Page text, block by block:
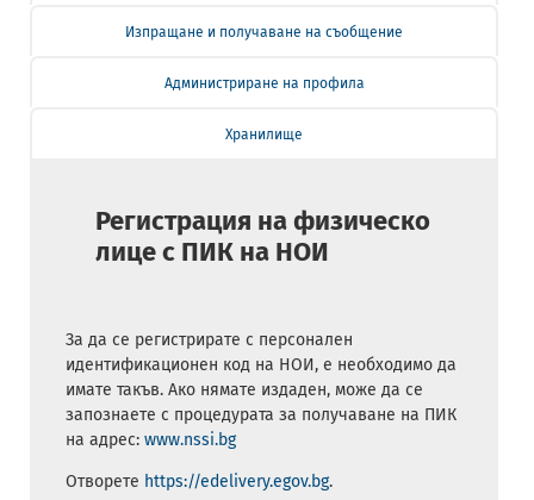
Изпращане и получаване на съобщение
Администриране на профила
Хранилище
Регистрация на физическо
лице с ПИК на НОИ
За да се регистрирате с персонален
идентификационен код на НОИ, е необходимо да
имате такъв. Ако нямате издаден, може да се
запознаете с процедурата за получаване на ПИК
на адрес: www.nssi.bg
Отворете https://edelivery.egov.bg.